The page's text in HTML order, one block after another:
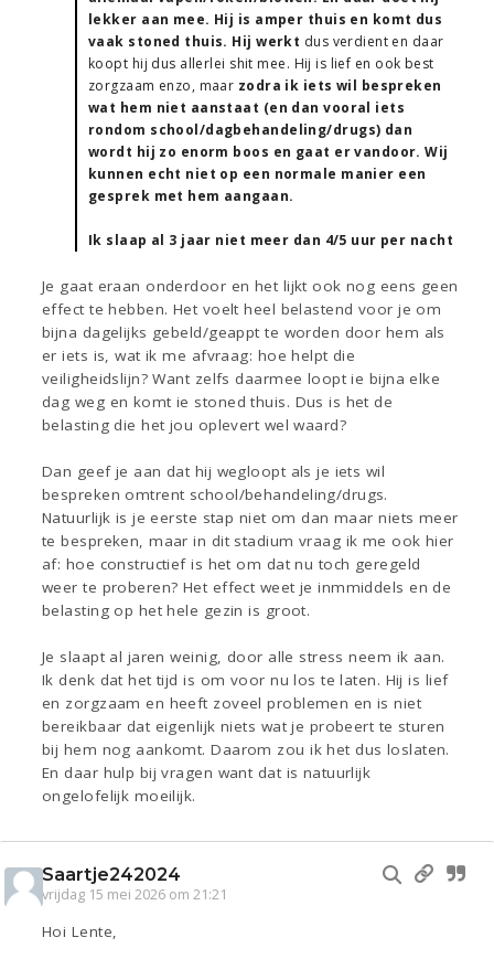
lekker aan mee. Hij is amper thuis en komt dus
vaak stoned thuis. Hij werkt dus verdient en daar
koopt hij dus allerlei shit mee. Hij is lief en ook best
zorgzaam enzo, maar zodra ik iets wil bespreken
wat hem niet aanstaat (en dan vooral iets
rondom school/dagbehandeling/drugs) dan
wordt hij zo enorm boos en gaat er vandoor. Wij
kunnen echt niet op een normale manier een
gesprek met hem aangaan.
Ik slaap al 3 jaar niet meer dan 4/5 uur per nacht
Je gaat eraan onderdoor en het lijkt ook nog eens geen
effect te hebben. Het voelt heel belastend voor je om
bijna dagelijks gebeld/geappt te worden door hem als
er iets is, wat ik me afvraag: hoe helpt die
veiligheidslijn? Want zelfs daarmee loopt ie bijna elke
dag weg en komt ie stoned thuis. Dus is het de
belasting die het jou oplevert wel waard?
Dan geef je aan dat hij wegloopt als je iets wil
bespreken omtrent school/behandeling/drugs.
Natuurlijk is je eerste stap niet om dan maar niets meer
te bespreken, maar in dit stadium vraag ik me ook hier
af: hoe constructief is het om dat nu toch geregeld
weer te proberen? Het effect weet je inmmiddels en de
belasting op het hele gezin is groot.
Je slaapt al jaren weinig, door alle stress neem ik aan.
Ik denk dat het tijd is om voor nu los te laten. Hij is lief
en zorgzaam en heeft zoveel problemen en is niet
bereikbaar dat eigenlijk niets wat je probeert te sturen
bij hem nog aankomt. Daarom zou ik het dus loslaten.
En daar hulp bij vragen want dat is natuurlijk
ongelofelijk moeilijk.
Saartje242024
vrijdag 15 mei 2026 om 21:21
Hoi Lente,